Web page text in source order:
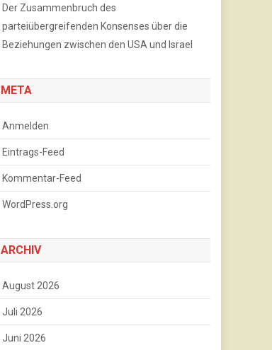
Der Zusammenbruch des
parteiübergreifenden Konsenses über die
Beziehungen zwischen den USA und Israel
META
Anmelden
Eintrags-Feed
Kommentar-Feed
WordPress.org
ARCHIV
August 2026
Juli 2026
Juni 2026